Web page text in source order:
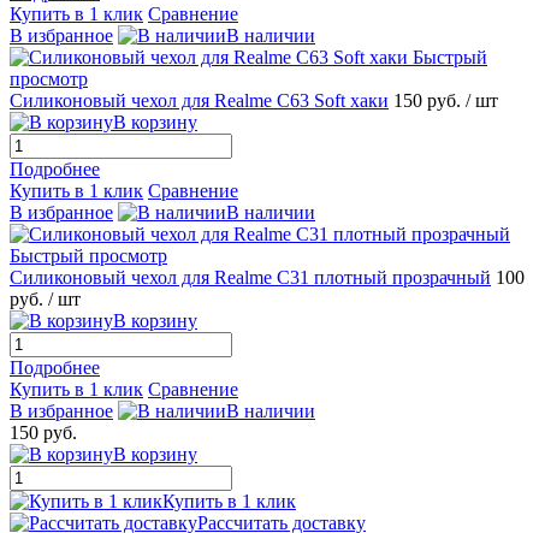
Купить в 1 клик Сравнение
В избранное
В наличии
Быстрый
просмотр
Силиконовый чехол для Realme C63 Soft хаки 150 руб. / шт
В корзину
Подробнее
Купить в 1 клик Сравнение
В избранное
В наличии
Быстрый просмотр
Силиконовый чехол для Realme C31 плотный прозрачный 100
руб. / шт
В корзину
Подробнее
Купить в 1 клик Сравнение
В избранное
В наличии
150 руб.
В корзину
Купить в 1 клик
Рассчитать доставку